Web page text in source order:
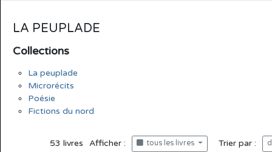
LA PEUPLADE
Collections
La peuplade
Microrécits
Poésie
Fictions du nord
53 livres Afficher : tous les livres Trier par :